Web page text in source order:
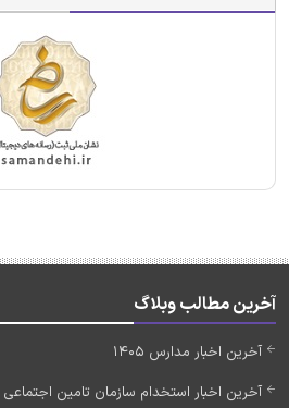
آخرین مطالب وبلاگ
آخرین اخبار مدارس 1405
آخرین اخبار استخدام سازمان تامین اجتماعی 1404 (به زودی)